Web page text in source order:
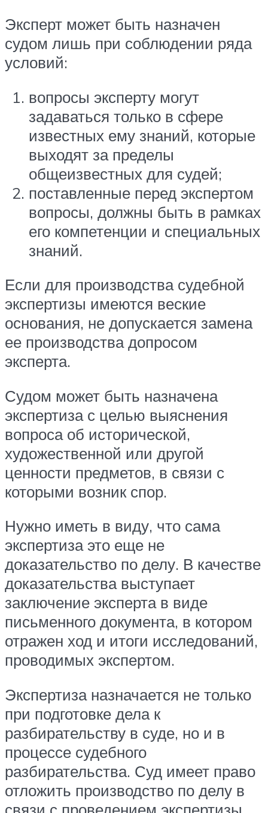
Эксперт может быть назначен
судом лишь при соблюдении ряда
условий:
вопросы эксперту могут
задаваться только в сфере
известных ему знаний, которые
выходят за пределы
общеизвестных для судей;
поставленные перед экспертом
вопросы, должны быть в рамках
его компетенции и специальных
знаний.
Если для производства судебной
экспертизы имеются веские
основания, не допускается замена
ее производства допросом
эксперта.
Судом может быть назначена
экспертиза с целью выяснения
вопроса об исторической,
художественной или другой
ценности предметов, в связи с
которыми возник спор.
Нужно иметь в виду, что сама
экспертиза это еще не
доказательство по делу. В качестве
доказательства выступает
заключение эксперта в виде
письменного документа, в котором
отражен ход и итоги исследований,
проводимых экспертом.
Экспертиза назначается не только
при подготовке дела к
разбирательству в суде, но и в
процессе судебного
разбирательства. Суд имеет право
отложить производство по делу в